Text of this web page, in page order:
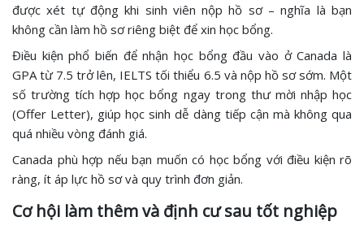
được xét tự động khi sinh viên nộp hồ sơ – nghĩa là bạn
không cần làm hồ sơ riêng biệt để xin học bổng.
Điều kiện phổ biến để nhận học bổng đầu vào ở Canada là
GPA từ 7.5 trở lên, IELTS tối thiểu 6.5 và nộp hồ sơ sớm. Một
số trường tích hợp học bổng ngay trong thư mời nhập học
(Offer Letter), giúp học sinh dễ dàng tiếp cận mà không qua
quá nhiều vòng đánh giá.
Canada phù hợp nếu bạn muốn có học bổng với điều kiện rõ
ràng, ít áp lực hồ sơ và quy trình đơn giản.
Cơ hội làm thêm và định cư sau tốt nghiệp